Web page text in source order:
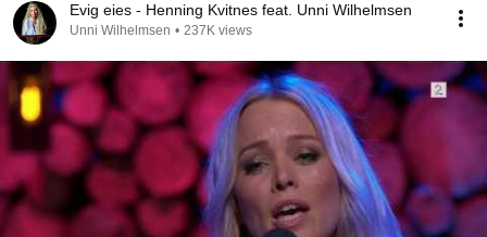
Evig eies - Henning Kvitnes feat. Unni Wilhelmsen
Unni Wilhelmsen • 237K views